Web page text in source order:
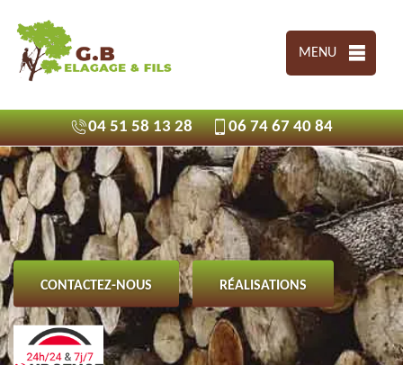
MENU
04 51 58 13 28 06 74 67 40 84
CONTACTEZ-NOUS RÉALISATIONS